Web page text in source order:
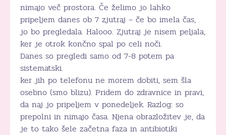
nimajo več prostora. Če želimo jo lahko
pripeljem danes ob 7 zjutraj – če bo imela čas,
jo bo pregledala. Halooo. Zjutraj je nisem peljala,
ker je otrok končno spal po celi noči.
Danes so pregledi samo od 7-8 potem pa
sistematski.
ker jih po telefonu ne morem dobiti, sem šla
osebno (smo blizu). Pridem do zdravnice in pravi,
da naj jo pripeljem v ponedeljek. Razlog: so
prepolni in nimajo časa. Njena obrazložitev je, da
je to tako šele začetna faza in antibiotiki